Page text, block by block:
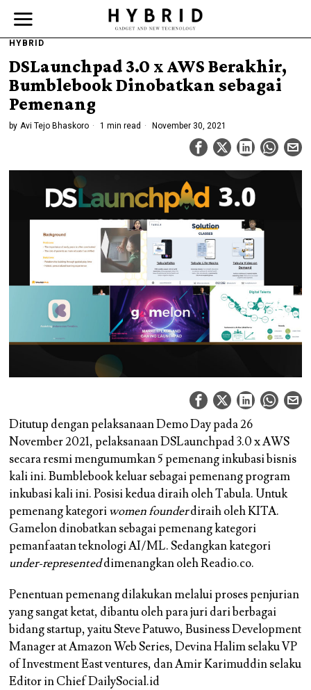
HYBRID
DSLaunchpad 3.0 x AWS Berakhir,
Bumblebook Dinobatkan sebagai
Pemenang
by Avi Tejo Bhaskoro 1 min read November 30, 2021
Ditutup dengan pelaksanaan Demo Day pada 26
November 2021, pelaksanaan DSLaunchpad 3.0 x AWS
secara resmi mengumumkan 5 pemenang inkubasi bisnis
kali ini. Bumblebook keluar sebagai pemenang program
inkubasi kali ini. Posisi kedua diraih oleh Tabula. Untuk
pemenang kategoriwomen founderdiraih oleh KITA.
Gamelon dinobatkan sebagai pemenang kategori
pemanfaatan teknologi AI/ML. Sedangkan kategori
under-representeddimenangkan oleh Readio.co.
Penentuan pemenang dilakukan melalui proses penjurian
yang sangat ketat, dibantu oleh para juri dari berbagai
bidang startup, yaitu Steve Patuwo, Business Development
Manager at Amazon Web Series, Devina Halim selaku VP
of Investment East ventures, dan Amir Karimuddin selaku
Editor in Chief DailySocial.id